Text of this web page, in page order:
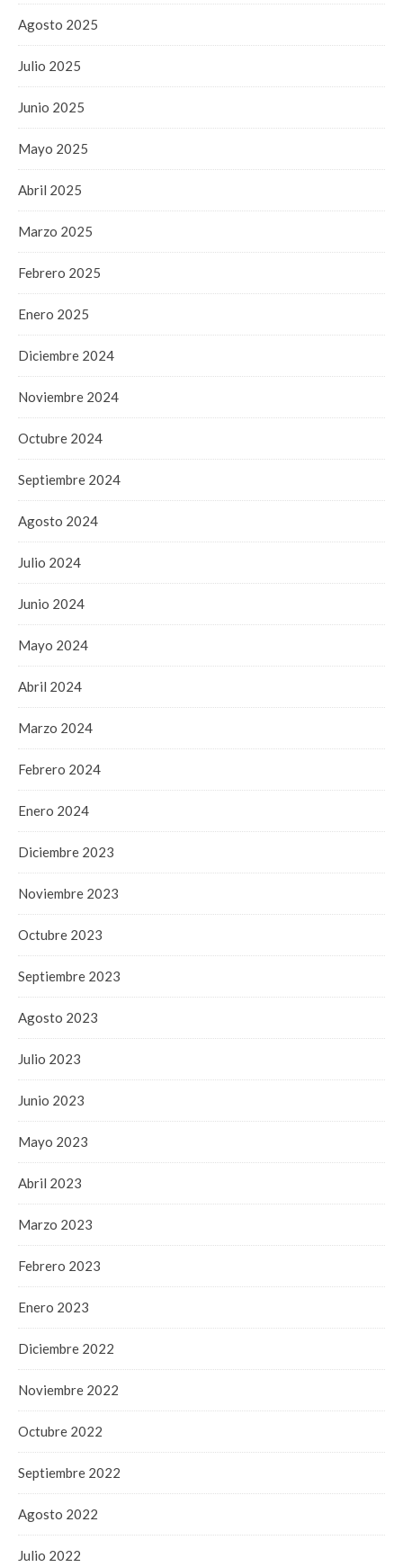
Agosto 2025
Julio 2025
Junio 2025
Mayo 2025
Abril 2025
Marzo 2025
Febrero 2025
Enero 2025
Diciembre 2024
Noviembre 2024
Octubre 2024
Septiembre 2024
Agosto 2024
Julio 2024
Junio 2024
Mayo 2024
Abril 2024
Marzo 2024
Febrero 2024
Enero 2024
Diciembre 2023
Noviembre 2023
Octubre 2023
Septiembre 2023
Agosto 2023
Julio 2023
Junio 2023
Mayo 2023
Abril 2023
Marzo 2023
Febrero 2023
Enero 2023
Diciembre 2022
Noviembre 2022
Octubre 2022
Septiembre 2022
Agosto 2022
Julio 2022